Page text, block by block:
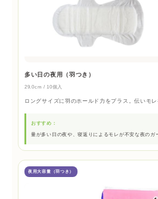
多い日の夜用（羽つき）
29.0cm / 10個入
ロングサイズに羽のホールド力をプラス。伝いモ
おすすめ：
量が多い日の夜や、寝返りによるモレが不安な夜のガ
夜用大容量（羽つき）